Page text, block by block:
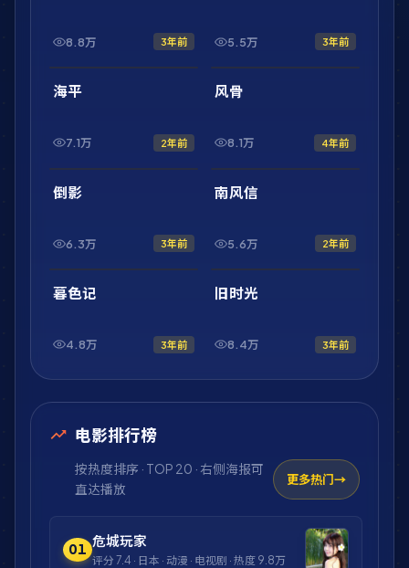
8.8万 3年前 5.5万 3年前
最新
1:44:50
海平
7.1万 2年前
最新
2:17:08
风骨
8.1万 4年前
最新
1:33:17
倒影
6.3万 3年前
最新
1:46:33
南风信
5.6万 2年前
最新
1:58:23
暮色记
4.8万 3年前
最新
1:53:36
旧时光
8.4万 3年前
电影排行榜
按热度排序 · TOP 20 · 右侧海报可
直达播放
更多热门
01
危城玩家
评分 7.4 · 日本 · 动漫 · 电视剧 · 热度 9.8万